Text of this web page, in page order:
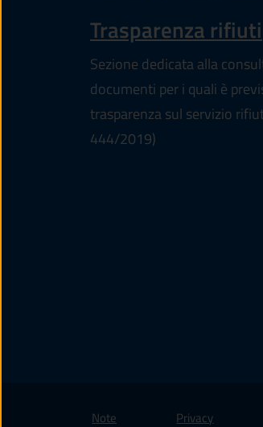
Trasparenza rifiuti
Sezione dedicata alla
documenti per i quali è
trasparenza sul servizio
444/2019)
Note Privacy